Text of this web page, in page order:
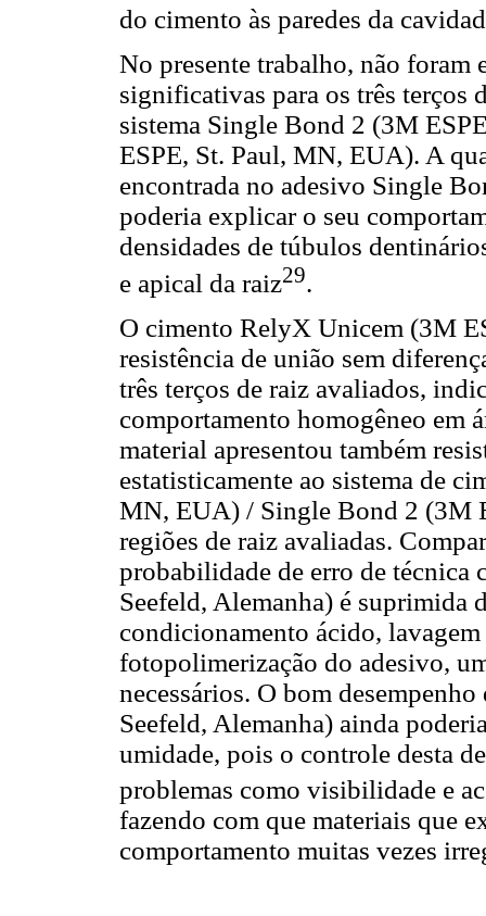
do cimento às paredes da
No presente trabalho, não foram
significativas para os três terços
sistema Single Bond 2 (3M
ESPE, St. Paul, MN, EUA). A
encontrada no adesivo Single
poderia explicar o seu
densidades de túbulos
e apical da raiz29.
O cimento RelyX Unicem (3M
resistência de união sem
três terços de raiz avaliados,
comportamento homogêneo em
material apresentou também
estatisticamente ao sistema de
MN, EUA) / Single Bond 2 (3M
regiões de raiz avaliadas.
probabilidade de erro de
Seefeld, Alemanha) é suprimida
condicionamento ácido,
fotopolimerização do adesivo,
necessários. O bom
Seefeld, Alemanha) ainda
umidade, pois o controle desta
problemas como visibilidade e
fazendo com que materiais que
comportamento muitas vezes